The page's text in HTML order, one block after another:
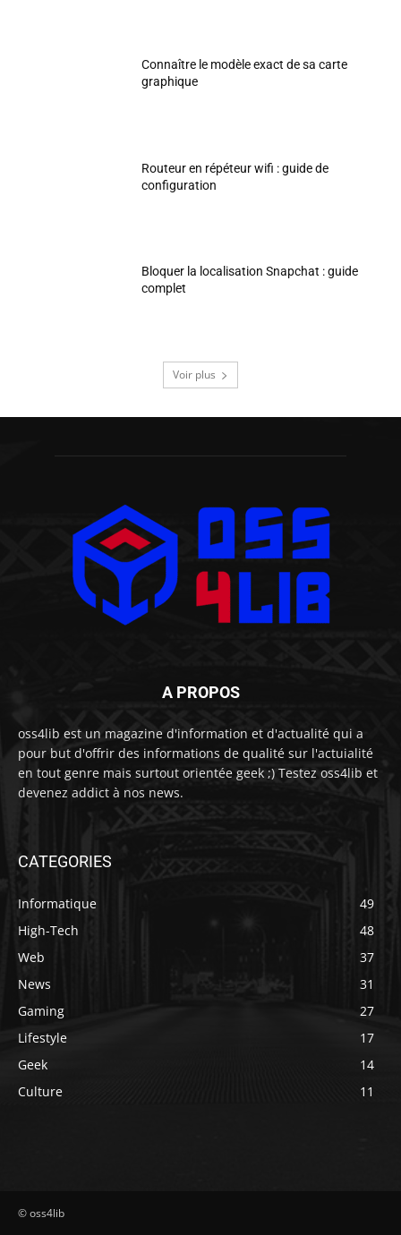
Connaître le modèle exact de sa carte
graphique
Routeur en répéteur wifi : guide de
configuration
Bloquer la localisation Snapchat : guide
complet
Voir plus
A PROPOS
oss4lib est un magazine d'information et d'actualité qui a
pour but d'offrir des informations de qualité sur l'actuialité
en tout genre mais surtout orientée geek ;) Testez oss4lib et
devenez addict à nos news.
CATEGORIES
Informatique
49
High-Tech
48
Web
37
News
31
Gaming
27
Lifestyle
17
Geek
14
Culture
11
© oss4lib